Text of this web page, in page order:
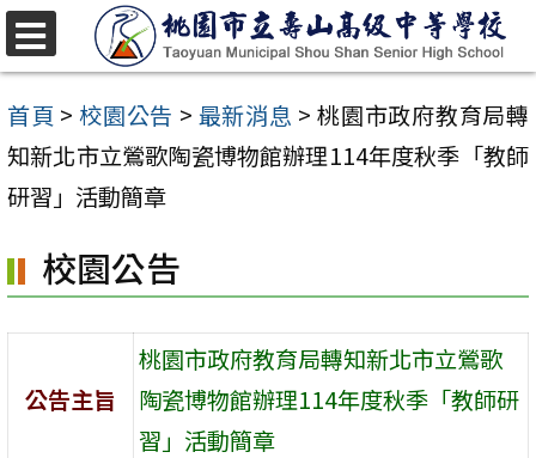
跳
至
主
要
內
區
首頁 > 校園公告 > 最新消息 > 桃園市政府教育局轉
知新北市立鶯歌陶瓷博物館辦理114年度秋季「教師
研習」活動簡章
校園公告
公告主旨
桃園市政府教育局轉知新北市立鶯歌
陶瓷博物館辦理114年度秋季「教師研
習」活動簡章
選
單